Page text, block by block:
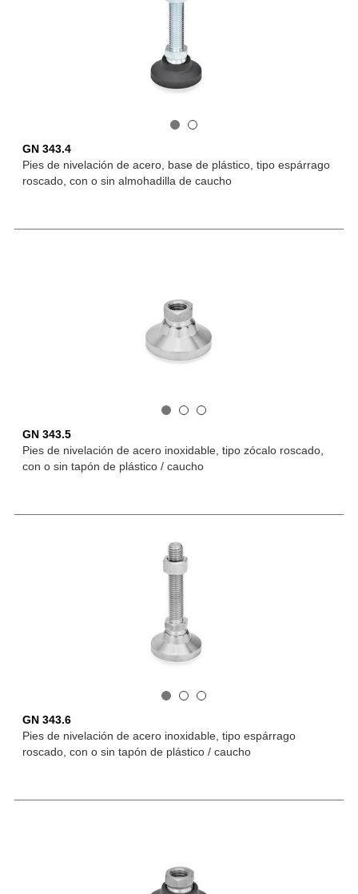
GN 343.4
Pies de nivelación de acero, base de plástico, tipo espárrago
roscado, con o sin almohadilla de caucho
GN 343.5
Pies de nivelación de acero inoxidable, tipo zócalo roscado,
con o sin tapón de plástico / caucho
GN 343.6
Pies de nivelación de acero inoxidable, tipo espárrago
roscado, con o sin tapón de plástico / caucho